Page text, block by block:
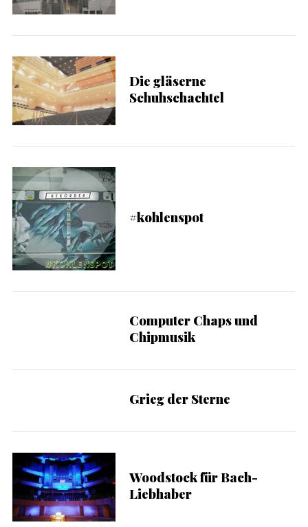
Die gläserne
Schuhschachtel
#kohlenspot
Computer Chaps und
Chipmusik
Grieg der Sterne
Woodstock für Bach-
Liebhaber
r
: